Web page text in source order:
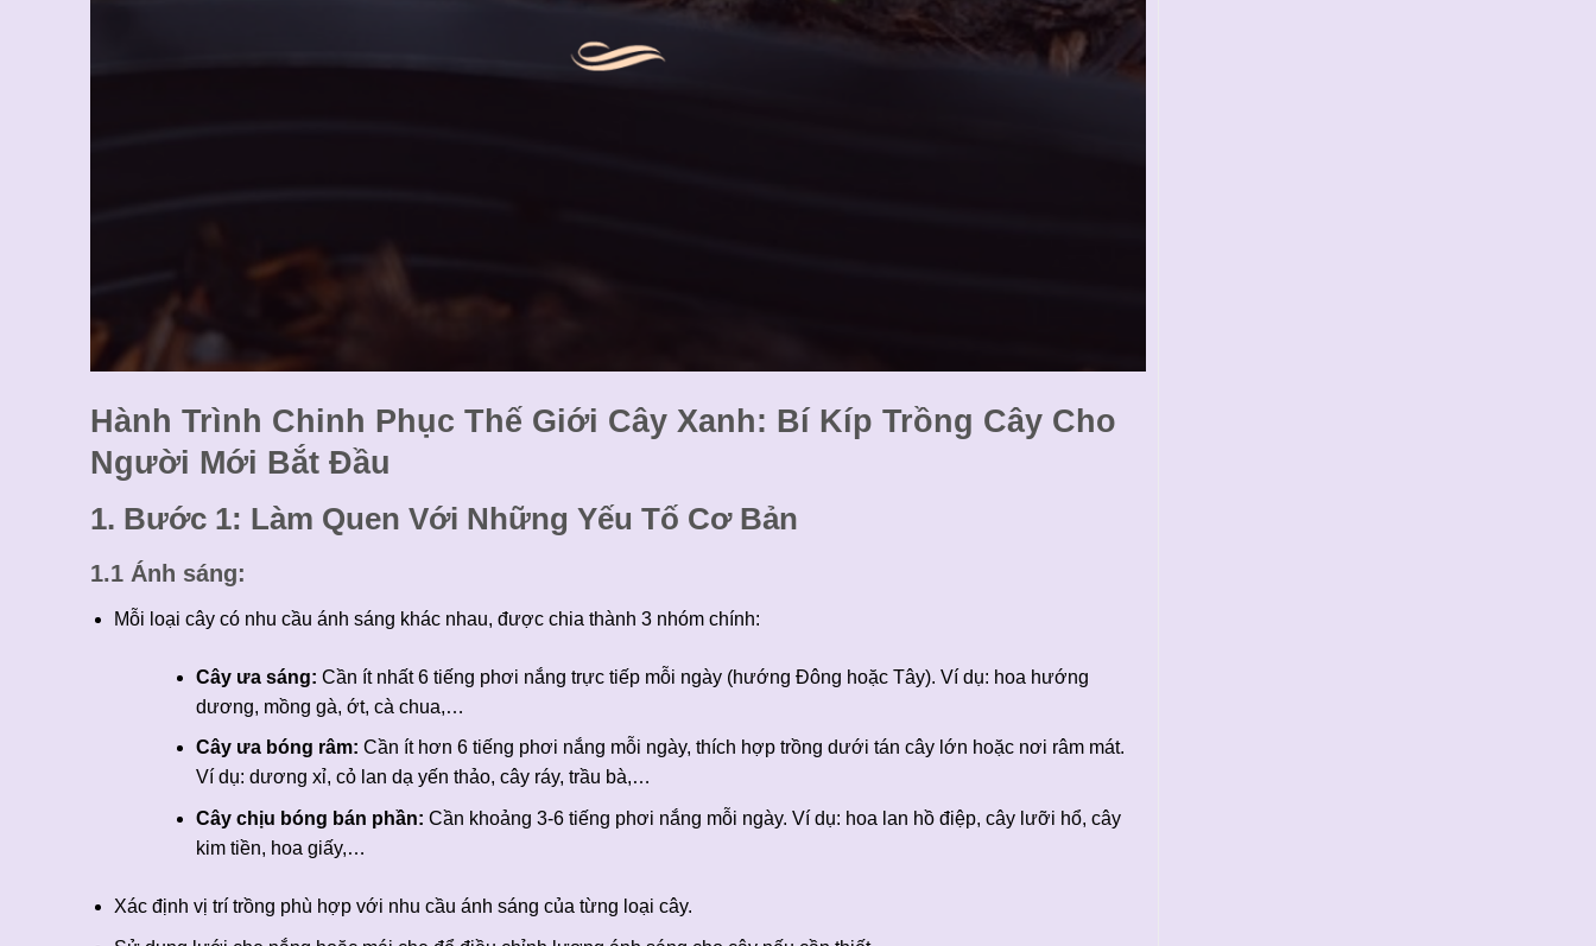
Hành Trình Chinh Phục Thế Giới Cây Xanh: Bí Kíp Trồng Cây Cho
Người Mới Bắt Đầu
1. Bước 1: Làm Quen Với Những Yếu Tố Cơ Bản
1.1 Ánh sáng:
Mỗi loại cây có nhu cầu ánh sáng khác nhau, được chia thành 3 nhóm chính:
Cây ưa sáng: Cần ít nhất 6 tiếng phơi nắng trực tiếp mỗi ngày (hướng Đông hoặc Tây). Ví dụ: hoa hướng
dương, mồng gà, ớt, cà chua,…
Cây ưa bóng râm: Cần ít hơn 6 tiếng phơi nắng mỗi ngày, thích hợp trồng dưới tán cây lớn hoặc nơi râm mát.
Ví dụ: dương xỉ, cỏ lan dạ yến thảo, cây ráy, trầu bà,…
Cây chịu bóng bán phần: Cần khoảng 3-6 tiếng phơi nắng mỗi ngày. Ví dụ: hoa lan hồ điệp, cây lưỡi hổ, cây
kim tiền, hoa giấy,…
Xác định vị trí trồng phù hợp với nhu cầu ánh sáng của từng loại cây.